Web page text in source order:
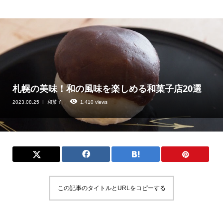
札幌の美味！和の風味を楽しめる和菓子店20選
2023.08.25 和菓子 1,410 views
この記事のタイトルとURLをコピーする